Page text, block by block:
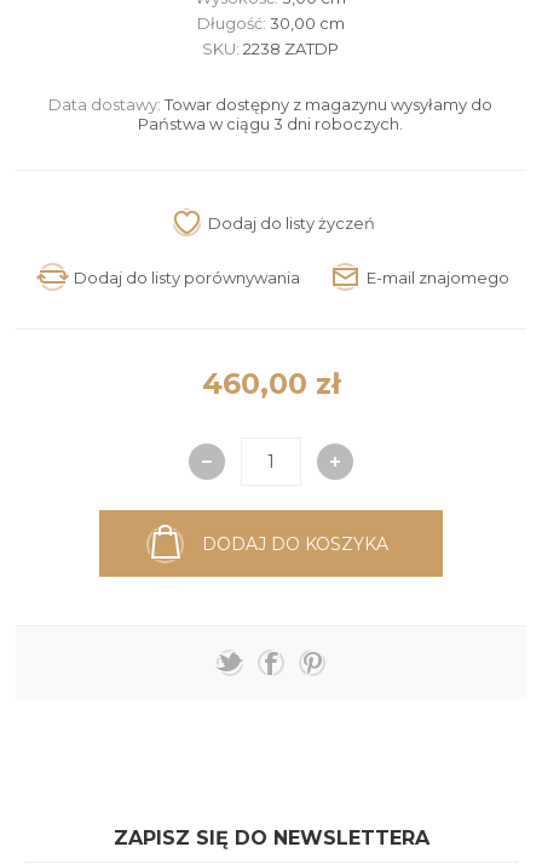
Długość: 30,00 cm
SKU: 2238 ZATDP
Data dostawy: Towar dostępny z magazynu wysyłamy do
Państwa w ciągu 3 dni roboczych.
460,00 zł
DODAJ DO KOSZYKA
ZAPISZ SIĘ DO NEWSLETTERA